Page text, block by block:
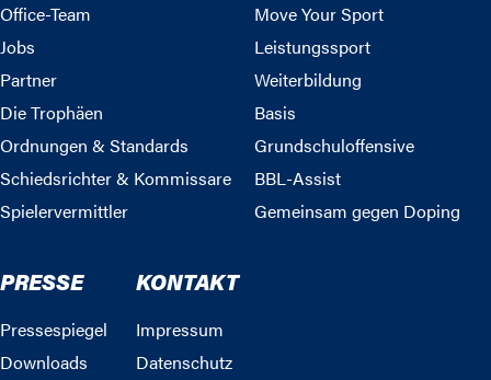
Office-Team
Jobs
Partner
Die Trophäen
Ordnungen & Standards
Schiedsrichter & Kommissare
Spielervermittler
Move Your Sport
Leistungssport
Weiterbildung
Basis
Grundschuloffensive
BBL-Assist
Gemeinsam gegen Doping
PRESSE
Pressespiegel
Downloads
KONTAKT
Impressum
Datenschutz